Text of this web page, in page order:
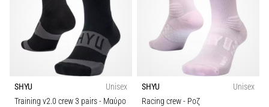
6. 8. 2026
33 λεπτά ανάγνωσης
Παπούτσια
τρεξίματος
με
SHYU
Unisex
Training v2.0 crew 3 pairs- Μαύρο
SHYU
Unisex
Racing crew- Ροζ